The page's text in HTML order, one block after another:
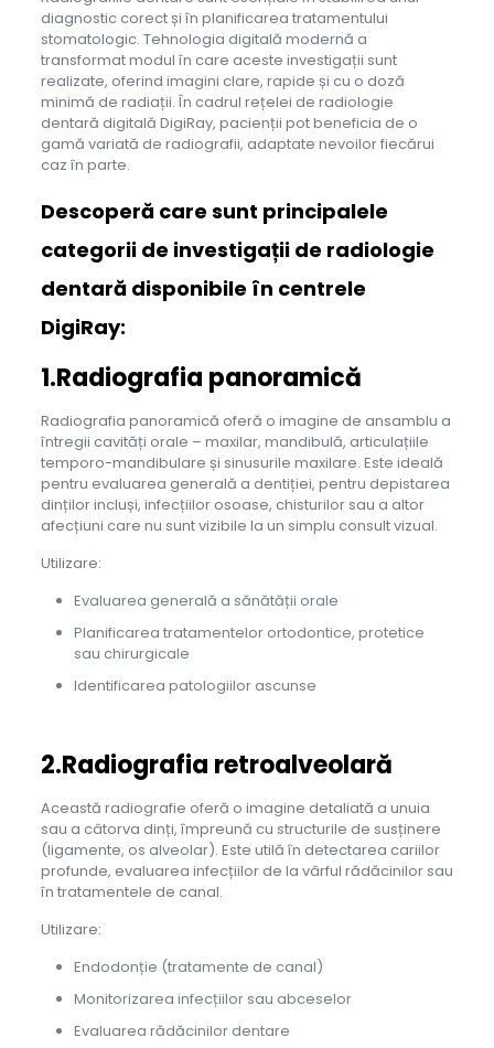
diagnostic corect și în planificarea tratamentului
stomatologic. Tehnologia digitală modernă a
transformat modul în care aceste investigații sunt
realizate, oferind imagini clare, rapide și cu o doză
minimă de radiații. În cadrul rețelei de radiologie
dentară digitală DigiRay, pacienții pot beneficia de o
gamă variată de radiografii, adaptate nevoilor fiecărui
caz în parte.
Descoperă care sunt principalele
categorii de investigații de radiologie
dentară disponibile în centrele
DigiRay:
1.Radiografia panoramică
Radiografia panoramică oferă o imagine de ansamblu a
întregii cavități orale – maxilar, mandibulă, articulațiile
temporo-mandibulare și sinusurile maxilare. Este ideală
pentru evaluarea generală a dentiției, pentru depistarea
dinților incluși, infecțiilor osoase, chisturilor sau a altor
afecțiuni care nu sunt vizibile la un simplu consult vizual.
Utilizare:
Evaluarea generală a sănătății orale
Planificarea tratamentelor ortodontice, protetice
sau chirurgicale
Identificarea patologiilor ascunse
2.Radiografia retroalveolară
Această radiografie oferă o imagine detaliată a unuia
sau a câtorva dinți, împreună cu structurile de susținere
(ligamente, os alveolar). Este utilă în detectarea cariilor
profunde, evaluarea infecțiilor de la vârful rădăcinilor sau
în tratamentele de canal.
Utilizare:
Endodonție (tratamente de canal)
Monitorizarea infecțiilor sau abceselor
Evaluarea rădăcinilor dentare